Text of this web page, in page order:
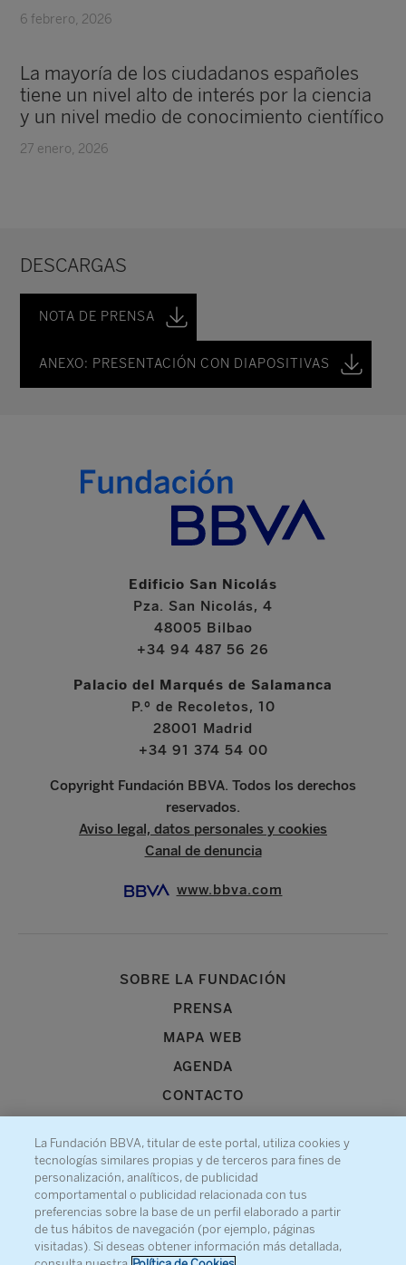
6 febrero, 2026
La mayoría de los ciudadanos españoles
tiene un nivel alto de interés por la ciencia
y un nivel medio de conocimiento científico
27 enero, 2026
DESCARGAS
NOTA DE PRENSA
ANEXO: PRESENTACIÓN CON DIAPOSITIVAS
Edificio San Nicolás
Pza. San Nicolás, 4
48005 Bilbao
+34 94 487 56 26
Palacio del Marqués de Salamanca
P.º de Recoletos, 10
28001 Madrid
+34 91 374 54 00
Copyright Fundación BBVA. Todos los derechos
reservados.
Aviso legal, datos personales y cookies
Canal de denuncia
www.bbva.com
SOBRE LA FUNDACIÓN
PRENSA
MAPA WEB
AGENDA
CONTACTO
Recibe información sobre nuestra actividad
La Fundación BBVA, titular de este portal, utiliza cookies y
tecnologías similares propias y de terceros para fines de
personalización, analíticos, de publicidad
comportamental o publicidad relacionada con tus
preferencias sobre la base de un perfil elaborado a partir
de tus hábitos de navegación (por ejemplo, páginas
visitadas). Si deseas obtener información más detallada,